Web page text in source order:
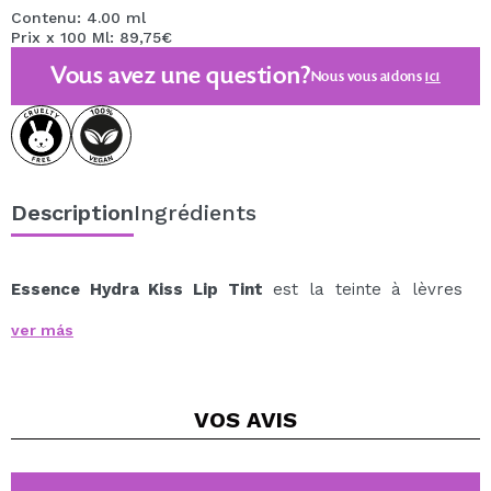
Contenu: 4.00 ml
Prix x 100 Ml: 89,75€
Vous avez une question?Nous vous aidonsici
DescriptionIngrédients
Essence Hydra Kiss Lip Tint est la teinte à lèvres
votre vie quotidienne.
brillance délicate et flatteuse.
confortable presque imperceptible.
ver más
VOS AVIS